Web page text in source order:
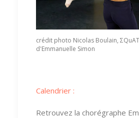
crédit photo Nicolas Boulain,
d'Emmanuelle Simon
Calendrier :
Retrouvez la chorégraphe